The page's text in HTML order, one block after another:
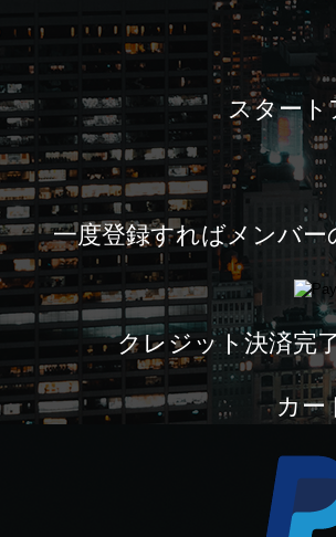
スタート
一度登録すればメンバ
クレジット決済完
カー